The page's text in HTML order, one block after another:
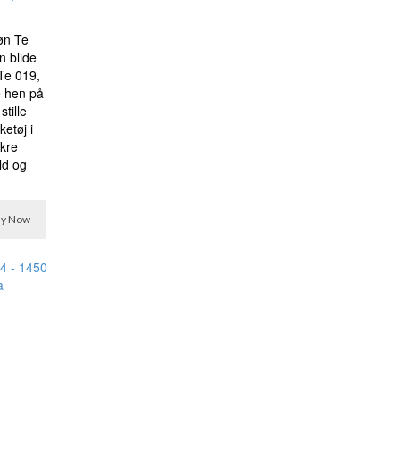
Te
blide
019,
hen på
i
og
Now